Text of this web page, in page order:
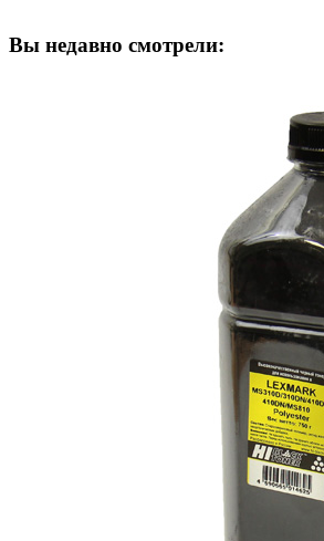
Вы недавно смотрели: